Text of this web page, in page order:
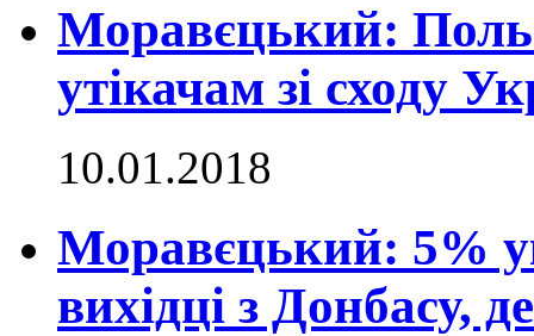
Моравєцький:
утікачам зі сходу
10.01.2018
Моравєцький: 5%
вихідці з Донбасу,